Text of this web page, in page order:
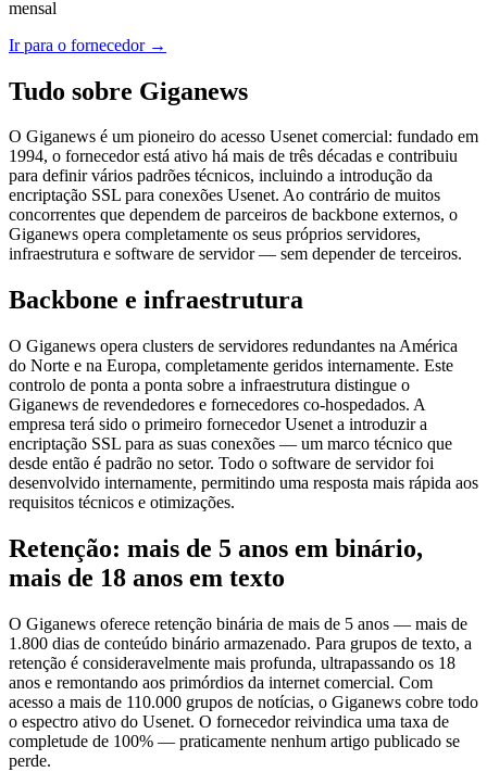
mensal
Ir para o fornecedor→
Tudo sobre Giganews
O Giganews é um pioneiro do acesso Usenet comercial: fundado em
1994, o fornecedor está ativo há mais de três décadas e contribuiu
para definir vários padrões técnicos, incluindo a introdução da
encriptação SSL para conexões Usenet. Ao contrário de muitos
concorrentes que dependem de parceiros de backbone externos, o
Giganews opera completamente os seus próprios servidores,
infraestrutura e software de servidor — sem depender de terceiros.
Backbone e infraestrutura
O Giganews opera clusters de servidores redundantes na América
do Norte e na Europa, completamente geridos internamente. Este
controlo de ponta a ponta sobre a infraestrutura distingue o
Giganews de revendedores e fornecedores co-hospedados. A
empresa terá sido o primeiro fornecedor Usenet a introduzir a
encriptação SSL para as suas conexões — um marco técnico que
desde então é padrão no setor. Todo o software de servidor foi
desenvolvido internamente, permitindo uma resposta mais rápida aos
requisitos técnicos e otimizações.
Retenção: mais de 5 anos em binário,
mais de 18 anos em texto
O Giganews oferece retenção binária de mais de 5 anos — mais de
1.800 dias de conteúdo binário armazenado. Para grupos de texto, a
retenção é consideravelmente mais profunda, ultrapassando os 18
anos e remontando aos primórdios da internet comercial. Com
acesso a mais de 110.000 grupos de notícias, o Giganews cobre todo
o espectro ativo do Usenet. O fornecedor reivindica uma taxa de
completude de 100% — praticamente nenhum artigo publicado se
perde.